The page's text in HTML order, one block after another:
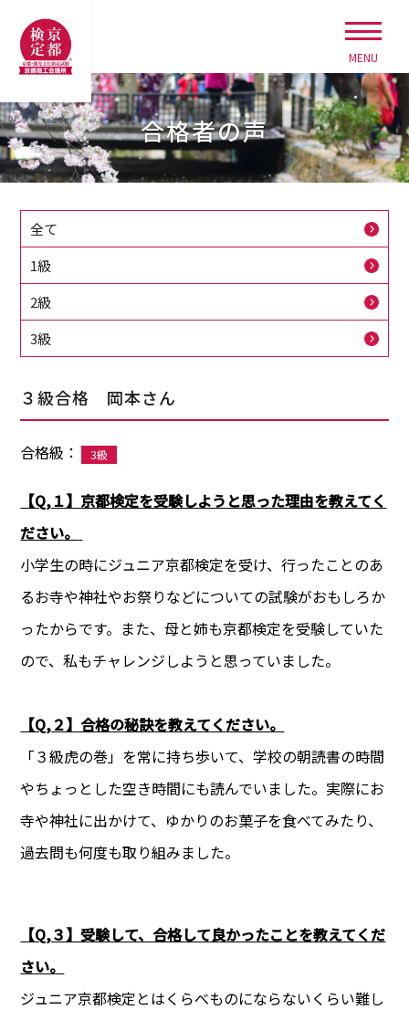
MENU
合格者の声
全て
1級
2級
3級
３級合格 岡本さん
合格級： 3級
【Q,１】京都検定を受験しようと思った理由を教えてく
ださい。
小学生の時にジュニア京都検定を受け、行ったことのあ
るお寺や神社やお祭りなどについての試験がおもしろか
ったからです。また、母と姉も京都検定を受験していた
ので、私もチャレンジしようと思っていました。
【Q,２】合格の秘訣を教えてください。
「３級虎の巻」を常に持ち歩いて、学校の朝読書の時間
やちょっとした空き時間にも読んでいました。実際にお
寺や神社に出かけて、ゆかりのお菓子を食べてみたり、
過去問も何度も取り組みました。
【Q,３】受験して、合格して良かったことを教えてくだ
さい。
ジュニア京都検定とはくらべものにならないくらい難し